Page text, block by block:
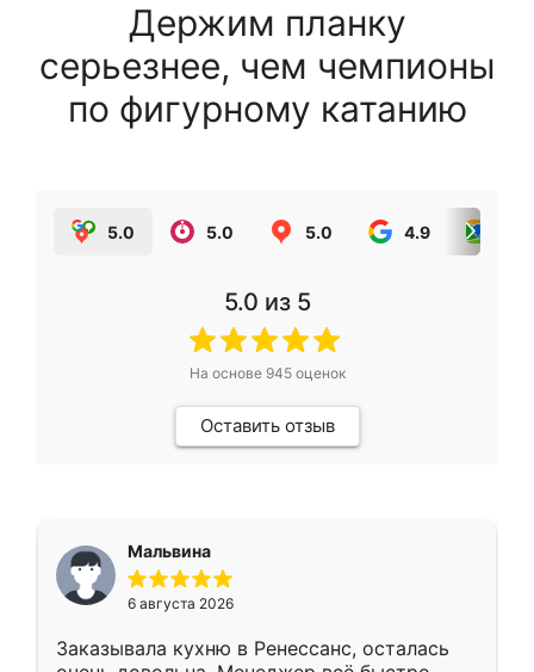
Держим планку
серьезнее, чем чемпионы
по фигурному катанию
5.0 5.0 5.0 4.9
5.0 из 5
На основе 945оценок
Оставить отзыв
Мальвина
6 августа 2026
Заказывала кухню в Ренессанс, осталась